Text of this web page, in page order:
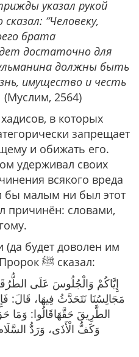
сказал: “Человеку,
брата
достаточно для
должны быть
имущество и честь
(Муслим, 2564)
в которых
и обижать его.
всякого вреда
бы малым ни был этот
причинён: словами,
(да будет доволен им
Аллах) передаётся, что Пророк ﷺ сказал:
إِيَّاكُمْ وَالْجُلُوسَ عَلَى
مَجَالِسُنَا نَتَحَدَّثُ فِيهَا، قَالَ:
الطَّرِيقَ حَقَّهَاقَالُوا:
وَكَفُّ الْأَذَى، وَرَدُّ